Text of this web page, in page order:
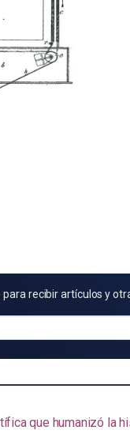
para recibir artículos y
que humanizó la